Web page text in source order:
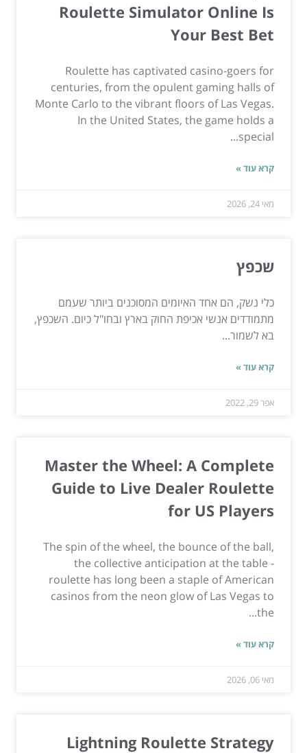
Roulette Simulator Online Is
Your Best Bet
Roulette has captivated casino-goers for
centuries, from the opulent gaming halls of
Monte Carlo to the vibrant floors of Las Vegas.
In the United States, the game holds a
special...
קרא עוד »
מאי 24, 2026
שכפץ
כלי נשק, הם אחד האיומים המסוכנים ביותר שעמם
מתמודדים אנשי אכיפת החוק בארץ ובחו"ל כיום. השכפץ,
בא לשמור...
קרא עוד »
אפר 29, 2022
Master the Wheel: A Complete
Guide to Live Dealer Roulette
for US Players
The spin of the wheel, the bounce of the ball,
the collective anticipation at the table -
roulette has long been a staple of American
casinos from the neon glow of Las Vegas to
the...
קרא עוד »
מאי 06, 2026
Lightning Roulette Strategy